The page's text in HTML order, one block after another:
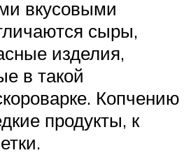
вкусовыми
сыры,
изделия,
в такой
Копчению
продукты, к